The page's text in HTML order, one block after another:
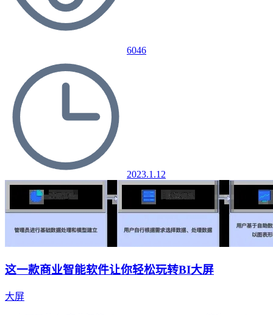
6046
2023.1.12
这一款商业智能软件让你轻松玩转BI大屏
大屏